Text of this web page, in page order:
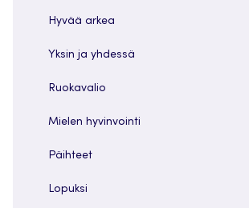
Hyvää arkea
Yksin ja yhdessä
Ruokavalio
Mielen hyvinvointi
Päihteet
Lopuksi